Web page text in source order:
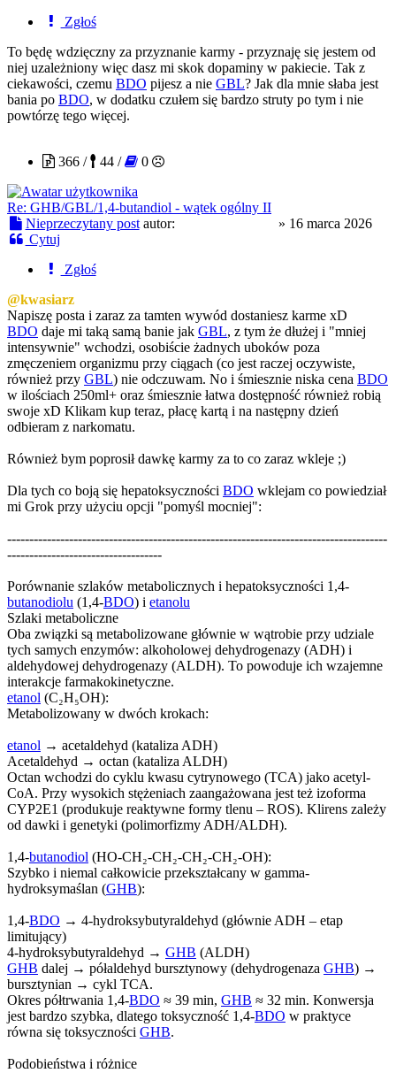
Zgłoś
To będę wdzięczny za przyznanie karmy - przyznaję się jestem od
niej uzależniony więc dasz mi skok dopaminy w pakiecie. Tak z
ciekawości, czemu BDO pijesz a nie GBL? Jak dla mnie słaba jest
bania po BDO, w dodatku czułem się bardzo struty po tym i nie
powtórzę tego więcej.
366 /
44 / 0
Re: GHB/GBL/1,4-butandiol - wątek ogólny II
Nieprzeczytany post autor: » 16 marca 2026
Cytuj
Zgłoś
@kwasiarz
Napiszę posta i zaraz za tamten wywód dostaniesz karme xD
BDO daje mi taką samą banie jak GBL, z tym że dłużej i "mniej
intensywnie" wchodzi, osobiście żadnych uboków poza
zmęczeniem organizmu przy ciągach (co jest raczej oczywiste,
również przy GBL) nie odczuwam. No i śmiesznie niska cena BDO
w ilościach 250ml+ oraz śmiesznie łatwa dostępność również robią
swoje xD Klikam kup teraz, płacę kartą i na następny dzień
odbieram z narkomatu.
Również bym poprosił dawkę karmy za to co zaraz wkleje ;)
Dla tych co boją się hepatoksyczności BDO wklejam co powiedział
mi Grok przy użyciu opcji "pomyśl mocniej":
--------------------------------------------------------------------------------------
-----------------------------------
Porównanie szlaków metabolicznych i hepatoksyczności 1,4-
butanodiolu (1,4-BDO) i etanolu
Szlaki metaboliczne
Oba związki są metabolizowane głównie w wątrobie przy udziale
tych samych enzymów: alkoholowej dehydrogenazy (ADH) i
aldehydowej dehydrogenazy (ALDH). To powoduje ich wzajemne
interakcje farmakokinetyczne.
etanol (C₂H₅OH):
Metabolizowany w dwóch krokach:
etanol → acetaldehyd (kataliza ADH)
Acetaldehyd → octan (kataliza ALDH)
Octan wchodzi do cyklu kwasu cytrynowego (TCA) jako acetyl-
CoA. Przy wysokich stężeniach zaangażowana jest też izoforma
CYP2E1 (produkuje reaktywne formy tlenu – ROS). Klirens zależy
od dawki i genetyki (polimorfizmy ADH/ALDH).
1,4-butanodiol (HO-CH₂-CH₂-CH₂-CH₂-OH):
Szybko i niemal całkowicie przekształcany w gamma-
hydroksymaślan (GHB):
1,4-BDO → 4-hydroksybutyraldehyd (głównie ADH – etap
limitujący)
4-hydroksybutyraldehyd → GHB (ALDH)
GHB dalej → półaldehyd bursztynowy (dehydrogenaza GHB) →
bursztynian → cykl TCA.
Okres półtrwania 1,4-BDO ≈ 39 min, GHB ≈ 32 min. Konwersja
jest bardzo szybka, dlatego toksyczność 1,4-BDO w praktyce
równa się toksyczności GHB.
Podobieństwa i różnice